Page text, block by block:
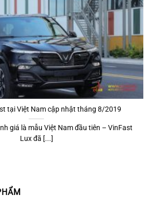
tại Việt Nam cập nhật tháng 8/2019
giá là mẫu Việt Nam đầu tiên – VinFast
Lux đã [...]